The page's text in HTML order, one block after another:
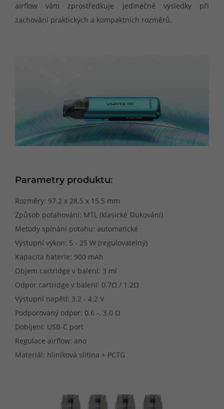
airflow vám zprostředkuje jedinečné výsledky při
zachování praktických a kompaktních rozměrů.
Parametry produktu:
Rozměry: 97.2 x 28.5 x 15.5 mm
Způsob potahování: MTL (klasické šlukování)
Metody spínání potahu: automatické
Výstupní výkon: 5 - 25 W (regulovatelný)
Kapacita baterie: 900 mAh
Objem cartridge v balení: 3 ml
Odpor cartridge v balení: 0.7Ω / 1.2Ω
Výstupní napětí: 3.2 - 4.2 V
Podporovaný odpor: 0.6 -. 3.0 Ω
Dobíjení: USB-C port
Regulace airflow: ano
Materiál: hliníková slitina + PCTG